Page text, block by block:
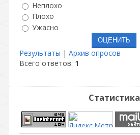
Неплохо
Плохо
Ужасно
Результаты | Архив опросов
Всего ответов: 1
Статистика